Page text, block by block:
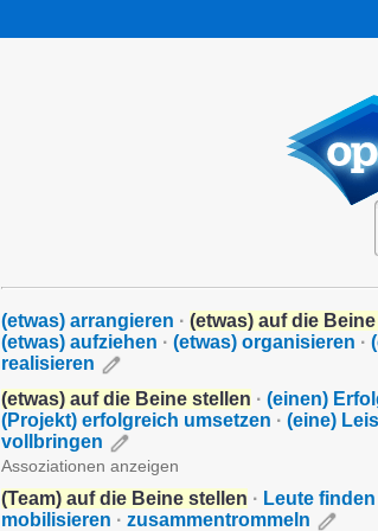
(etwas) arrangieren · (etwas) auf die
(etwas) aufziehen · (etwas) organisieren ·
realisieren
(etwas) auf die Beine stellen · (einen)
(Projekt) erfolgreich umsetzen · (eine)
vollbringen
Assoziationen anzeigen
(Team) auf die Beine stellen · Leute
mobilisieren · zusammentrommeln